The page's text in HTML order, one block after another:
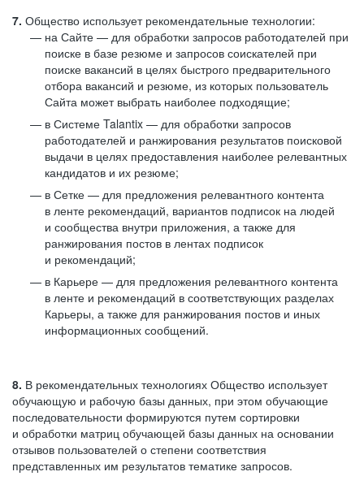
7. Общество использует рекомендательные технологии:
на Сайте — для обработки запросов работодателей при
поиске в базе резюме и запросов соискателей при
поиске вакансий в целях быстрого предварительного
отбора вакансий и резюме, из которых пользователь
Сайта может выбрать наиболее подходящие;
в Системе Talantix — для обработки запросов
работодателей и ранжирования результатов поисковой
выдачи в целях предоставления наиболее релевантных
кандидатов и их резюме;
в Сетке — для предложения релевантного контента
в ленте рекомендаций, вариантов подписок на людей
и сообщества внутри приложения, а также для
ранжирования постов в лентах подписок
и рекомендаций;
в Карьере — для предложения релевантного контента
в ленте и рекомендаций в соответствующих разделах
Карьеры, а также для ранжирования постов и иных
информационных сообщений.
8. В рекомендательных технологиях Общество использует
обучающую и рабочую базы данных, при этом обучающие
последовательности формируются путем сортировки
и обработки матриц обучающей базы данных на основании
отзывов пользователей о степени соответствия
представленных им результатов тематике запросов.